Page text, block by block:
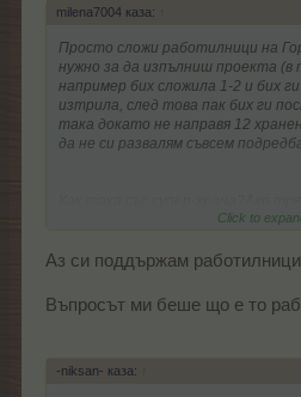
milena7004 каза: ↑
Просто сложи работилници на
нужно за да изпълниш проекта (в
например бих сложила 1-2 и бих
изтрила, след това пак бих ги
така докато не направя 12
да не си развалям съвсем
супер-храна щеше да е написано
Click to
Аз си поддържам
Въпросът ми беше що е то
-niksan- каза: ↑